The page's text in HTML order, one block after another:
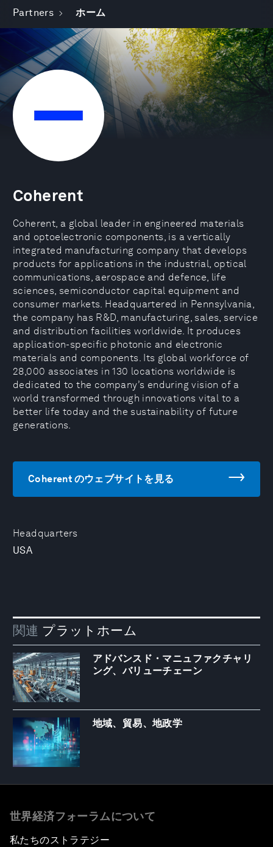
Partners ホーム
Headquarters
USA
Coherent
Coherent, a global leader in engineered materials
and optoelectronic components, is a vertically
integrated manufacturing company that develops
products for applications in the industrial, optical
communications, aerospace and defence, life
sciences, semiconductor capital equipment and
consumer markets. Headquartered in Pennsylvania,
the company has R&D, manufacturing, sales, service
and distribution facilities worldwide. It produces
application-specific photonic and electronic
materials and components. Its global workforce of
28,000 associates in 130 locations worldwide is
dedicated to the company’s enduring vision of a
world transformed through innovations vital to a
better life today and the sustainability of future
generations.
Coherent のウェブサイトを見る
関連 プラットホーム
アドバンスド・マニュファクチャリ
ング、バリューチェーン
地域、貿易、地政学
世界経済フォーラムについて
私たちのストラテジー